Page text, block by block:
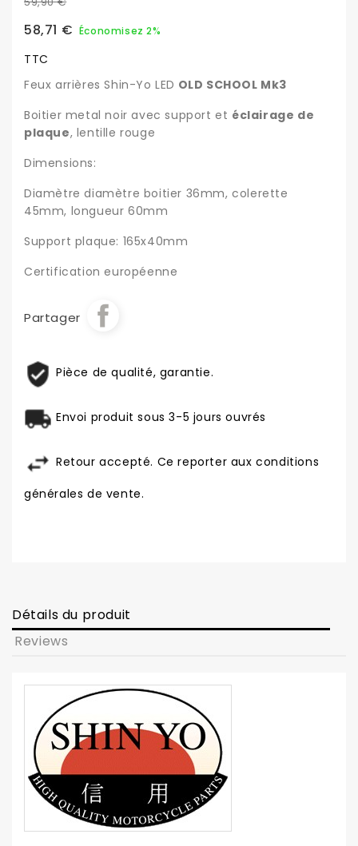
58,71 € Économisez 2%
TTC
Feux arrières Shin-Yo LED OLD SCHOOL Mk3
Boitier metal noir avec support et éclairage de
plaque, lentille rouge
Dimensions:
Diamètre diamètre boitier 36mm, colerette
45mm, longueur 60mm
Support plaque: 165x40mm
Certification européenne
Partager
Pièce de qualité, garantie.
Envoi produit sous 3-5 jours ouvrés
Retour accepté. Ce reporter aux conditions
générales de vente.
Détails du produit
Reviews